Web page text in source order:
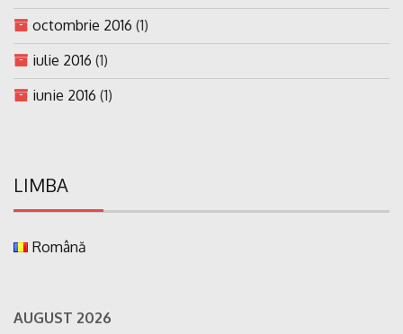
octombrie 2016 (1)
iulie 2016 (1)
iunie 2016 (1)
LIMBA
Română
AUGUST 2026